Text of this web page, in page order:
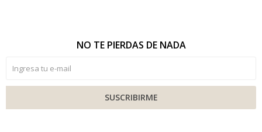
NO TE PIERDAS DE NADA
SUSCRIBIRME